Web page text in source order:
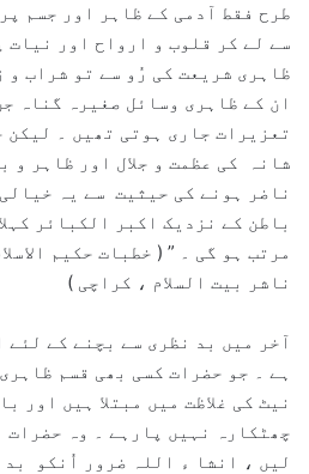
طرح فقط آدمی کے ظاہر اور جسم
سے لے کر قلوب و ارواح اور نیات
ظاہری شریعت کی رُو سے تو شراب و
ان کے ظاہری وسائل صغیرہ گناہ
تعزیرات جاری ہوتی تھیں ۔
شانہ کی عظمت و جلال اور ظاہر و
ناضر ہونے کی حیثیت سے یہ
باطن کے نزدیک اکبر الکبائر
ناشر بیت السلام ، کراچی )
آخر میں بد نظری سے بچنے کے لئے
ہے ۔ جو حضرات کسی بھی قسم
نیٹ کی غلاظت میں مبتلا ہیں اور
چھٹکارہ نہیں پارہے ۔ وہ حضرات
لیں ، انشا ء اللہ ضرور اُنکو